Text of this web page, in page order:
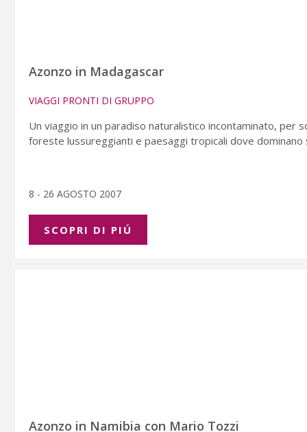
Azonzo in Madagascar
VIAGGI PRONTI DI GRUPPO
Un viaggio in un paradiso naturalistico incontaminato, per
foreste lussureggianti e paesaggi tropicali dove dominano
8 - 26 AGOSTO 2007
SCOPRI DI PIÚ
Azonzo in Namibia con Mario Tozzi